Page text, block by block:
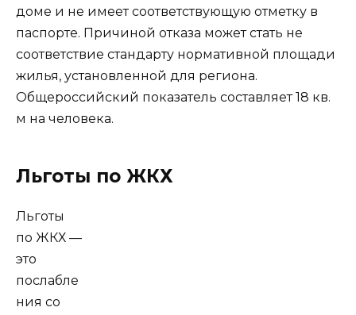
доме и не имеет соответствующую отметку в
паспорте. Причиной отказа может стать не
соответствие стандарту нормативной площади
жилья, установленной для региона.
Общероссийский показатель составляет 18 кв.
м на человека.
Льготы по ЖКХ
Льготы
по ЖКХ —
это
послабле
ния со